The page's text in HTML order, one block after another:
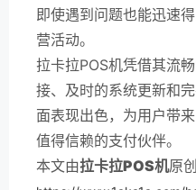
即使遇到问题也能迅速
营活动。
拉卡拉POS机凭借其流
接、及时的系统更新和
面表现出色，为用户带
值得信赖的支付伙伴。
本文由拉卡拉POS机原